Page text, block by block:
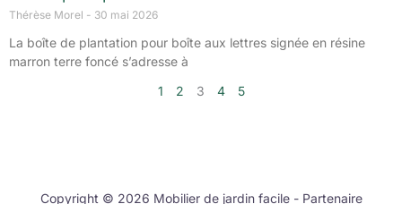
Thérèse Morel 30 mai 2026
La boîte de plantation pour boîte aux lettres signée en résine
marron terre foncé s’adresse à
1
2 3 4 5
Copyright © 2026 Mobilier de jardin facile - Partenaire